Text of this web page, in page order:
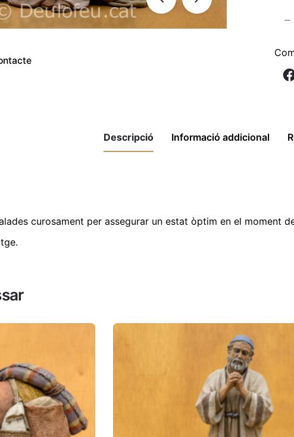
Descripció Informació addicional
curosament per assegurar un estat òptim en el moment
.
22cm | Ref. 469"